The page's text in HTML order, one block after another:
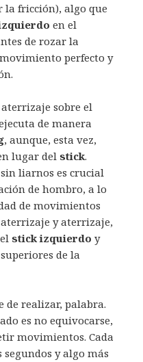
la fricción), algo que
en el
de rozar la
perfecto y
sobre el
de manera
, aunque, esta vez,
lugar delstick.
liarnos es crucial
de hombro, a lo
de movimientos
y aterrizaje,
elstick izquierdo y
de la
de realizar, palabra.
es no equivocarse,
movimientos. Cada
y algo más